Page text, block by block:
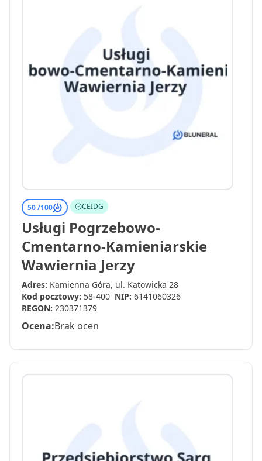
50 /100 CEIDG
Usługi Pogrzebowo-
Cmentarno-Kamieniarskie
Wawiernia Jerzy
Adres: Kamienna Góra, ul. Katowicka 28
Kod pocztowy: 58-400 NIP: 6141060326
REGON: 230371379
Ocena:Brak ocen